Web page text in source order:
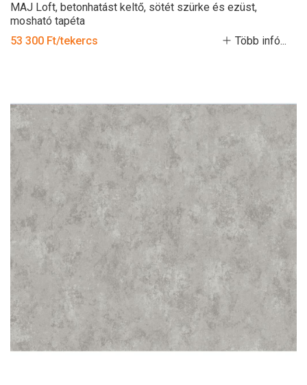
MAJ Loft, betonhatást keltő, sötét szürke és ezüst,
mosható tapéta
53 300 Ft/tekercs
Több infó...